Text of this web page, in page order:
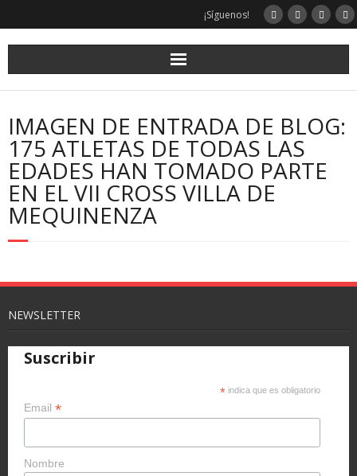
¡Síguenos!
IMAGEN DE ENTRADA DE BLOG:
175 ATLETAS DE TODAS LAS
EDADES HAN TOMADO PARTE
EN EL VII CROSS VILLA DE
MEQUINENZA
NEWSLETTER
Suscribir
* indica que es obligatorio
Email *
Nombre